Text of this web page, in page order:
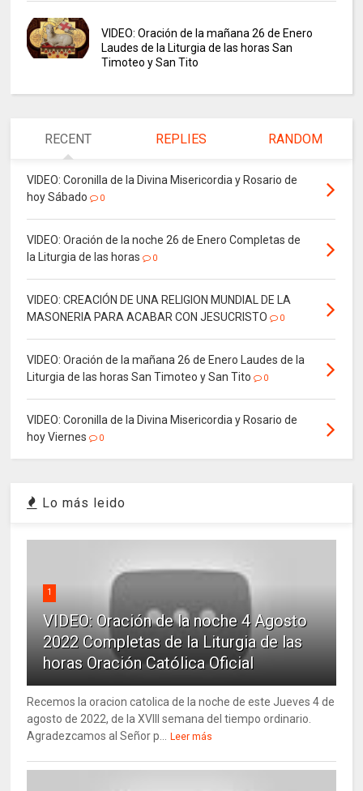
VIDEO: Oración de la mañana 26 de Enero
Laudes de la Liturgia de las horas San
Timoteo y San Tito
RECENT REPLIES RANDOM
VIDEO: Coronilla de la Divina Misericordia y Rosario de
hoy Sábado
0
VIDEO: Oración de la noche 26 de Enero Completas de
la Liturgia de las horas
0
VIDEO: CREACIÓN DE UNA RELIGION MUNDIAL DE LA
MASONERIA PARA ACABAR CON JESUCRISTO
0
VIDEO: Oración de la mañana 26 de Enero Laudes de la
Liturgia de las horas San Timoteo y San Tito
0
VIDEO: Coronilla de la Divina Misericordia y Rosario de
hoy Viernes
0
Lo más leido
1
VIDEO: Oración de la noche 4 Agosto
2022 Completas de la Liturgia de las
horas Oración Católica Oficial
Recemos la oracion catolica de la noche de este Jueves 4 de
agosto de 2022, de la XVIII semana del tiempo ordinario.
Agradezcamos al Señor p... Leer más